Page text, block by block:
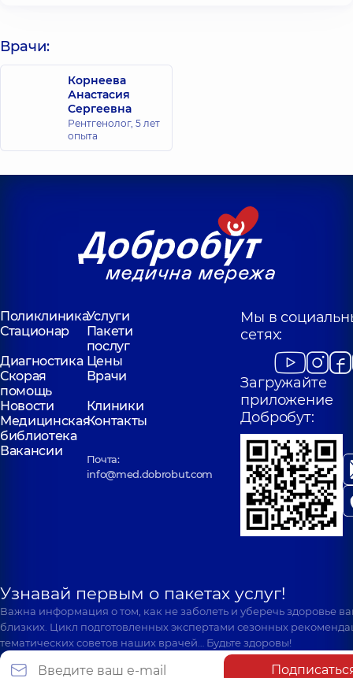
Врачи:
Корнеева
Анастасия
Сергеевна
Рентгенолог, 5 лет
опыта
ПоликлиникаУслуги
Стационар
Пакети
послуг
Диагностика Цены
Скорая
помощь
Врачи
Новости
Клиники
Медицинская
библиотека
Контакты
Вакансии
Почта:
info@med.dobrobut.com
Мы в
сетях:
Загружайте
приложение
Добробут:
Узнавай первым о пакетах услуг!
Важна информация о том, как не заболеть и уберечь здоровье
близких. Цикл подготовленных экспертами сезонных
тематических советов наших врачей… Будьте здоровы!